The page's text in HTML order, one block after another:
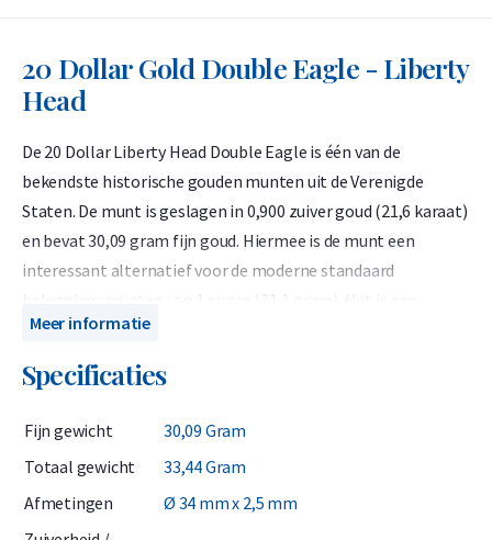
20 Dollar Gold Double Eagle - Liberty
Head
De 20 Dollar Liberty Head Double Eagle is één van de
bekendste historische gouden munten uit de Verenigde
Staten. De munt is geslagen in 0,900 zuiver goud (21,6 karaat)
en bevat 30,09 gram fijn goud. Hiermee is de munt een
interessant alternatief voor de moderne standaard
beleggingsmunten van 1 ounce (31,1 gram). Het is een
gouden munt met een verhaal, ideaal voor beleggers die ook
waarde hechten aan de geschiedenis.
van circa 34 mm en een dikte van ongeveer 2 mm heeft de
munt een stevig en herkenbaar formaat. De 20 Dollar Liberty
Meer informatie
Specificaties
Fijn gewicht
30,09 Gram
Totaal gewicht
33,44 Gram
Afmetingen
Ø 34 mm x 2,5 mm